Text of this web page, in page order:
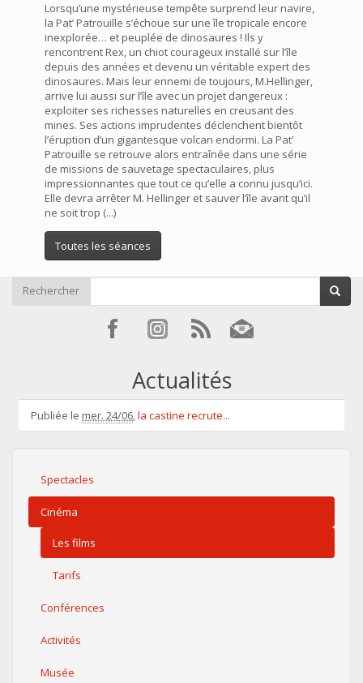
Lorsqu’une mystérieuse tempête surprend leur navire,
la Pat’ Patrouille s’échoue sur une île tropicale encore
inexplorée… et peuplée de dinosaures ! Ils y
rencontrent Rex, un chiot courageux installé sur l’île
depuis des années et devenu un véritable expert des
dinosaures. Mais leur ennemi de toujours, M.Hellinger,
arrive lui aussi sur l’île avec un projet dangereux :
exploiter ses richesses naturelles en creusant des
mines. Ses actions imprudentes déclenchent bientôt
l’éruption d’un gigantesque volcan endormi. La Pat’
Patrouille se retrouve alors entraînée dans une série
de missions de sauvetage spectaculaires, plus
impressionnantes que tout ce qu’elle a connu jusqu’ici.
Elle devra arrêter M. Hellinger et sauver l’île avant qu’il
ne soit trop (...)
Toutes les séances
Rechercher
Actualités
Publiée le mer. 24/06,la castine recrute...
Spectacles
Cinéma
Les films
Tarifs
Conférences
Activités
Musée